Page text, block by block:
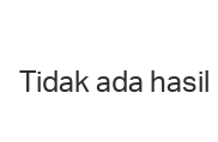
Tidak ada hasil